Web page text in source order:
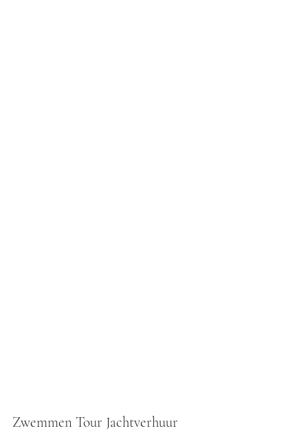
Zwemmen Tour Jachtverhuur